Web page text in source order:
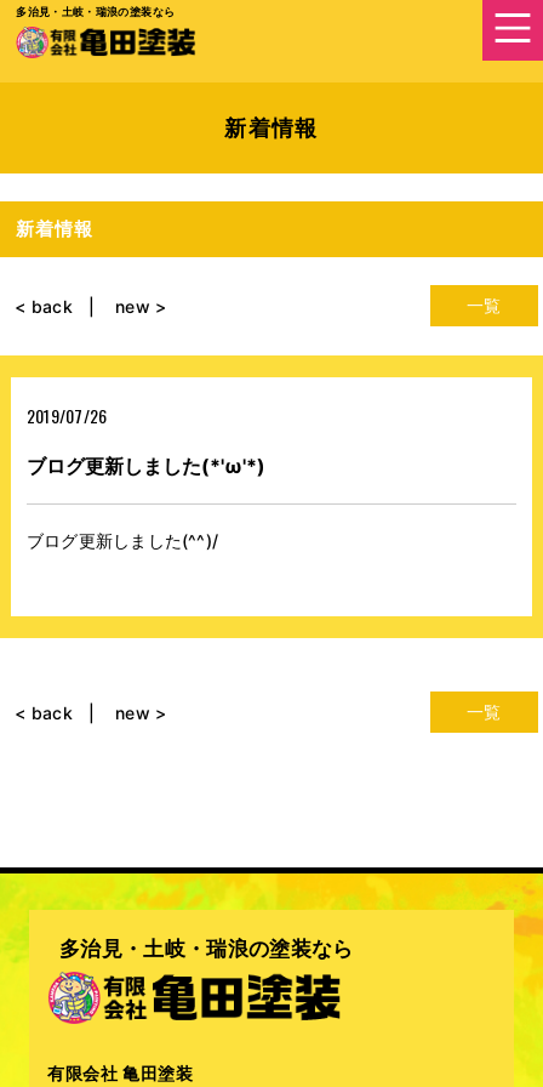
多治見・土岐・瑞浪の塗装なら
新着情報
新着情報
一覧
< back new >
2019/07/26
ブログ更新しました(*'ω'*)
ブログ更新しました(^^)/
一覧
< back new >
多治見・土岐・瑞浪の塗装なら
有限会社 亀田塗装